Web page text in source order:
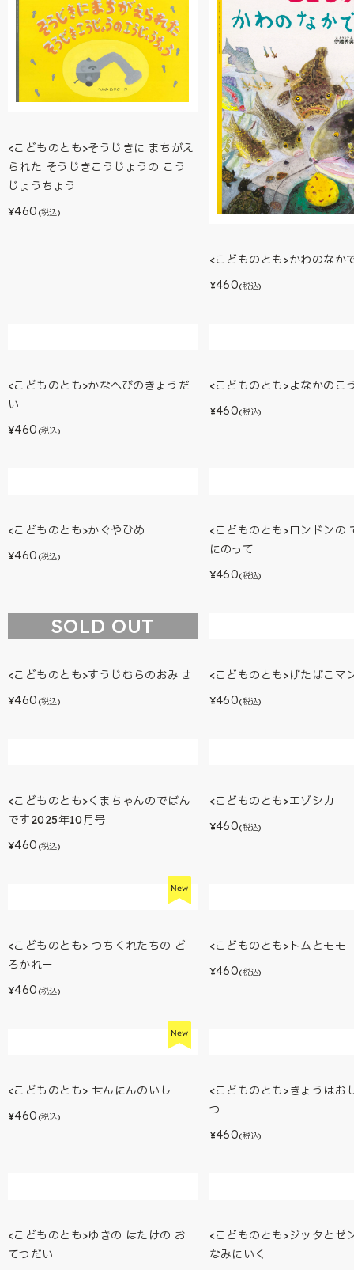
<こどものとも>そうじきに まちがえ
られた そうじきこうじょうの こう
じょうちょう
¥460 (税込)
<こどものとも>かわのなか
¥460(税込)
<こどものとも>かなへびのきょうだ
い
¥460 (税込)
<こどものとも>よなかのこ
¥460(税込)
<こどものとも>かぐやひめ
¥460 (税込)
<こどものとも>ロンドンの
にのって
¥460(税込)
SOLD OUT
<こどものとも>すうじむらのおみせ
¥460 (税込)
<こどものとも>げたばこマ
¥460(税込)
<こどものとも>くまちゃんのでばん
です2025年10月号
¥460 (税込)
<こどものとも>エゾシカ
¥460(税込)
<こどものとも> つちくれたちの ど
ろかれー
¥460 (税込)
<こどものとも>トムとモモ
¥460(税込)
<こどものとも> せんにんのいし
¥460 (税込)
<こどものとも>きょうはお
つ
¥460(税込)
<こどものとも>ゆきの はたけの お
てつだい
<こどものとも>ジッタとゼ
なみにいく